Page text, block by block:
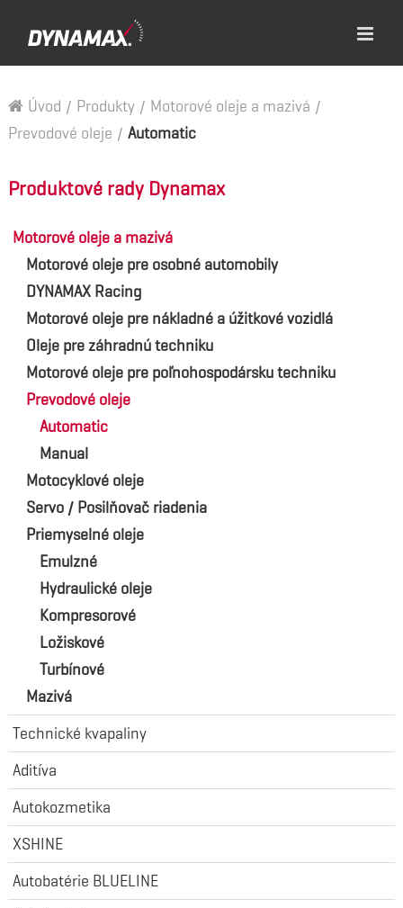
Úvod / Produkty / Motorové oleje a mazivá /
Prevodové oleje / Automatic
Produktové rady Dynamax
Motorové oleje a mazivá
Motorové oleje pre osobné automobily
DYNAMAX Racing
Motorové oleje pre nákladné a úžitkové vozidlá
Oleje pre záhradnú techniku
Motorové oleje pre poľnohospodársku techniku
Prevodové oleje
Automatic
Manual
Motocyklové oleje
Servo / Posilňovač riadenia
Priemyselné oleje
Emulzné
Hydraulické oleje
Kompresorové
Ložiskové
Turbínové
Mazivá
Technické kvapaliny
Aditíva
Autokozmetika
XSHINE
Autobatérie BLUELINE